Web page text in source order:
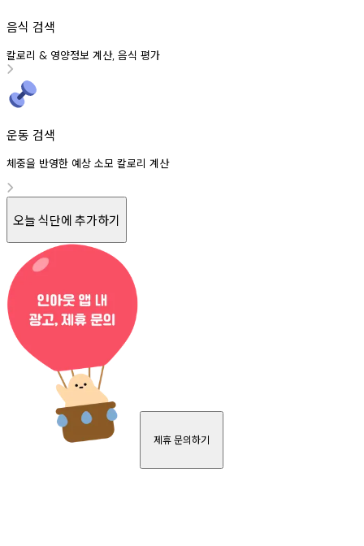
음식 검색
칼로리 & 영양정보 계산, 음식 평가
운동 검색
체중을 반영한 예상 소모 칼로리 계산
오늘 식단에 추가하기
제휴 문의하기